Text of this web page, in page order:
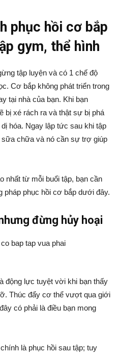
phục hồi cơ bắp
gym, thể hình
tập luyện và có 1 chế độ
Cơ bắp không phát triển trong
tại nhà của bạn. Khi bạn
bị xé rách ra và thật sự bị phá
hóa. Ngay lập tức sau khi tập
chữa và nó cần sự trợ giúp
nhất từ mỗi buổi tập, bạn cần
pháp phục hồi cơ bắp dưới đây.
đừng hủy hoại
động lực tuyệt vời khi bạn thấy
Thúc đẩy cơ thể vượt qua giới
có phải là điều bạn mong
là phục hồi sau tập; tuy